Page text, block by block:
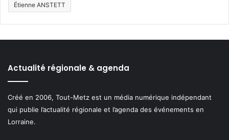
Étienne ANSTETT
Actualité régionale & agenda
Créé en 2006, Tout-Metz est un média numérique indépendant
qui publie l’actualité régionale et l’agenda des événements en
Lorraine.